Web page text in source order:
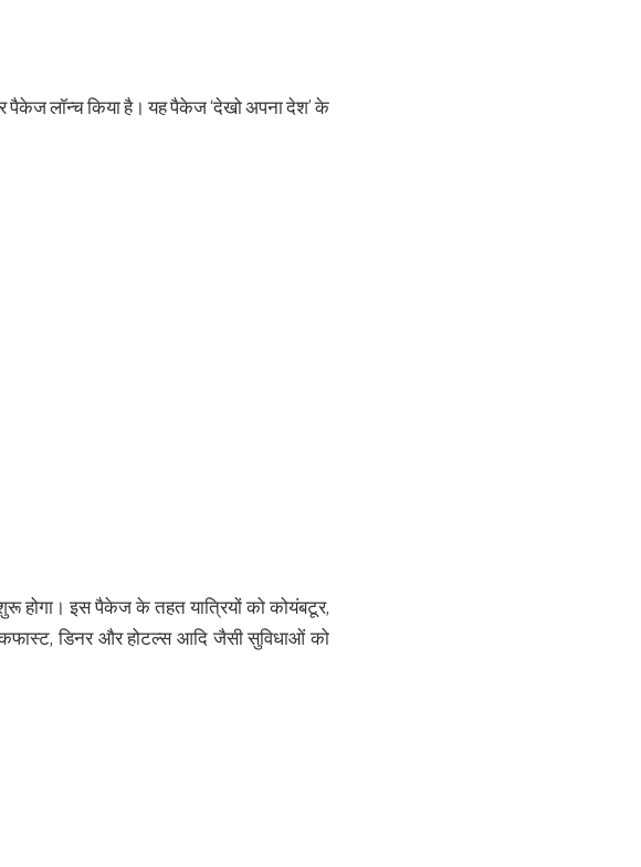
पैकेज लॉन्च किया है। यह पैकेज ‘देखो अपना देश’ के
होगा। इस पैकेज के तहत यात्रियों को कोयंबटूर,
डिनर और होटल्स आदि जैसी सुविधाओं को